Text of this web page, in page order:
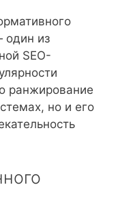
один из
SEO-
ранжирование
но и его